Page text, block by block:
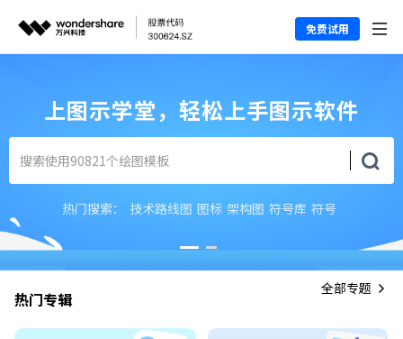
免费试用
上图示学堂，轻松上手图示软件
热门搜索： 技术路线图 图标 架构图 符号库 符号
热门专辑
全部专题